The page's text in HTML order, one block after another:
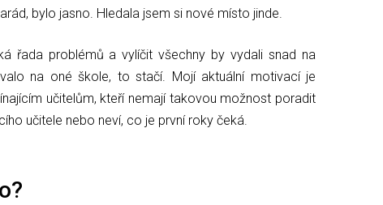
bylo jasno. Hledala jsem si nové místo jinde.
řada problémů a vylíčit všechny by vydali snad na
na oné škole, to stačí. Mojí aktuální motivací je
učitelům, kteří nemají takovou možnost poradit
učitele nebo neví, co je první roky čeká.